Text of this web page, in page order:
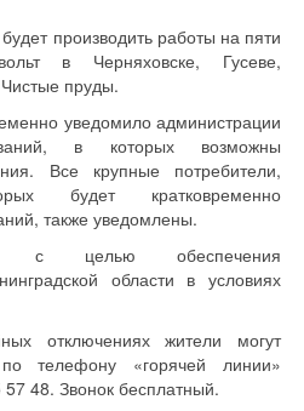
производить работы на пяти
в Черняховске, Гусеве,
пруды.
уведомило администрации
в которых возможны
Все крупные потребители,
будет кратковременно
также уведомлены.
с целью обеспечения
области в условиях
отключениях жители могут
по телефону «горячей линии»
48. Звонок бесплатный.